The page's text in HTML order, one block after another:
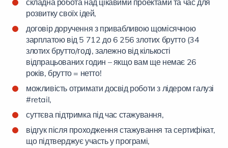
складна робота над цікавими проектами та час для
розвитку своїх ідей,
договір доручення з привабливою щомісячною
зарплатою від 5 712 до 6 256 злотих брутто (34
злотих брутто/год), залежно від кількості
відпрацьованих годин – якщо вам ще немає 26
років, брутто = нетто!
можливість отримати досвід роботи з лідером галузі
#retail,
суттєва підтримка під час стажування,
відгук після проходження стажування та сертифікат,
що підтверджує участь у програмі,